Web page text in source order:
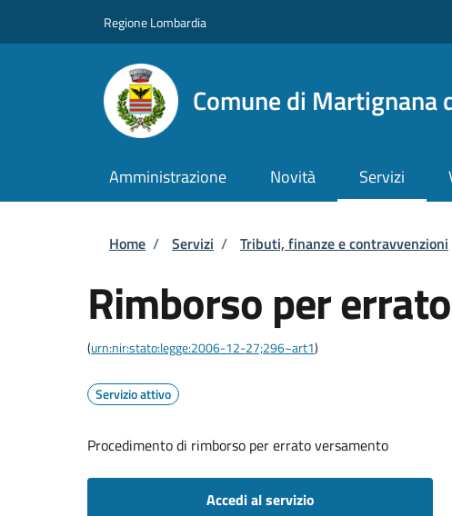
Regione Lombardia
Comune di Martignana
Amministrazione Novità Servizi
Briciole di pane
Home / Servizi / Tributi, finanze e contravvenzioni
Rimborso per
(urn:nir:stato:legge:2006-12-27;296~art1)
Servizio attivo
Procedimento di rimborso per errato versamento
Accedi al servizio